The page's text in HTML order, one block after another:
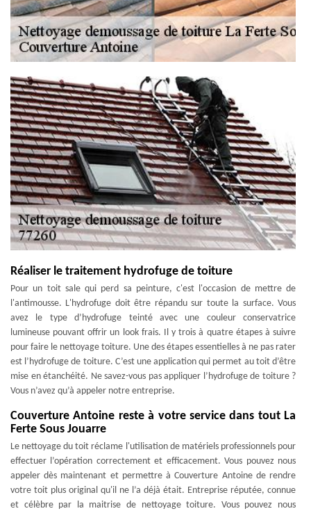
Réaliser le traitement hydrofuge de toiture
Pour un toit sale qui perd sa peinture, c'est l'occasion de mettre de
l'antimousse. L'hydrofuge doit être répandu sur toute la surface. Vous
avez le type d’hydrofuge teinté avec une couleur conservatrice
lumineuse pouvant offrir un look frais. Il y trois à quatre étapes à suivre
pour faire le nettoyage toiture. Une des étapes essentielles à ne pas rater
est l’hydrofuge de toiture. C’est une application qui permet au toit d’être
mise en étanchéité. Ne savez-vous pas appliquer l’hydrofuge de toiture ?
Vous n’avez qu’à appeler notre entreprise.
Couverture Antoine reste à votre service dans tout La
Ferte Sous Jouarre
Le nettoyage du toit réclame l'utilisation de matériels professionnels pour
effectuer l’opération correctement et efficacement. Vous pouvez nous
appeler dès maintenant et permettre à Couverture Antoine de rendre
votre toit plus original qu'il ne l’a déjà était. Entreprise réputée, connue
et célèbre par la maitrise de nettoyage toiture. Vous pouvez nous